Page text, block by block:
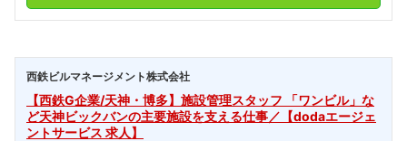
西鉄ビルマネージメント株式会社
【西鉄G企業/天神・博多】施設管理スタッフ 「ワンビル」な
ど天神ビックバンの主要施設を支える仕事／【dodaエージェ
ントサービス 求人】